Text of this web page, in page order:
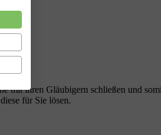
mit ihren Gläubigern schließen und
für Sie lösen.